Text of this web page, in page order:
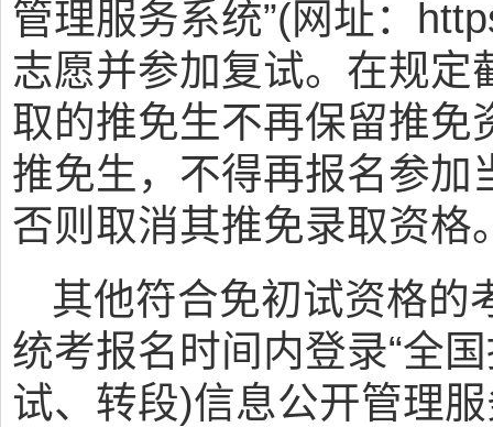
管理服务系统”(网址：
志愿并参加复试。在规定
取的推免生不再保留推免
推免生，不得再报名参加
否则取消其推免录取资格
其他符合免初试资格的
统考报名时间内登录“全
试、转段)信息公开管理